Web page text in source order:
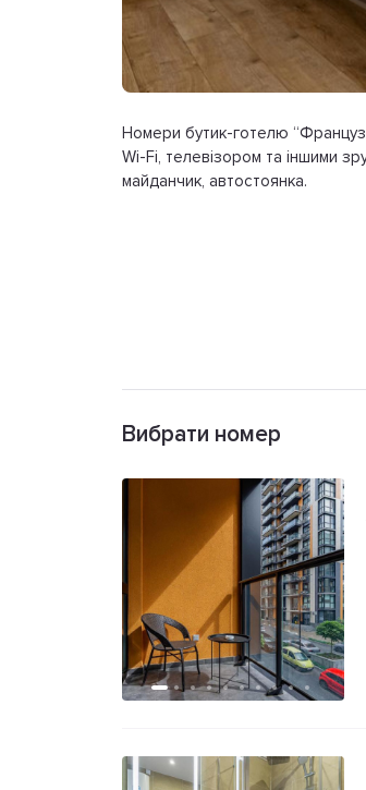
Номери бутик-готелю
Wi-Fi, телевізором та іншими
майданчик, автостоянка.
Вибрати номер